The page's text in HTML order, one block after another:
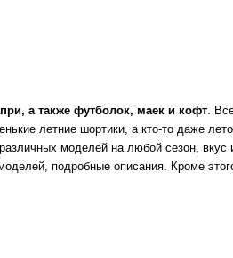
а также футболок, маек и кофт.
летние шортики, а кто-то даже
моделей на любой сезон,
подробные описания. Кроме